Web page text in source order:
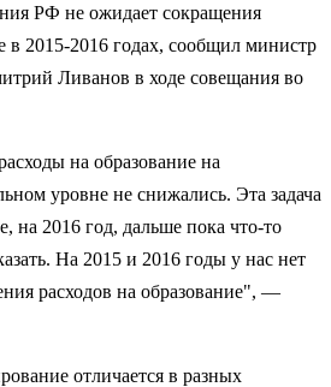
РФ не ожидает сокращения
в 2015-2016 годах, сообщил министр
Ливанов в ходе совещания во
на образование на
уровне не снижались. Эта задача
на 2016 год, дальше пока что-то
На 2015 и 2016 годы у нас нет
расходов на образование", —
отличается в разных